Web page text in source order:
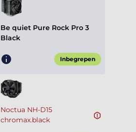
Be quiet Pure Rock Pro 3
Black
Inbegrepen
Noctua NH-D15
chromax.black